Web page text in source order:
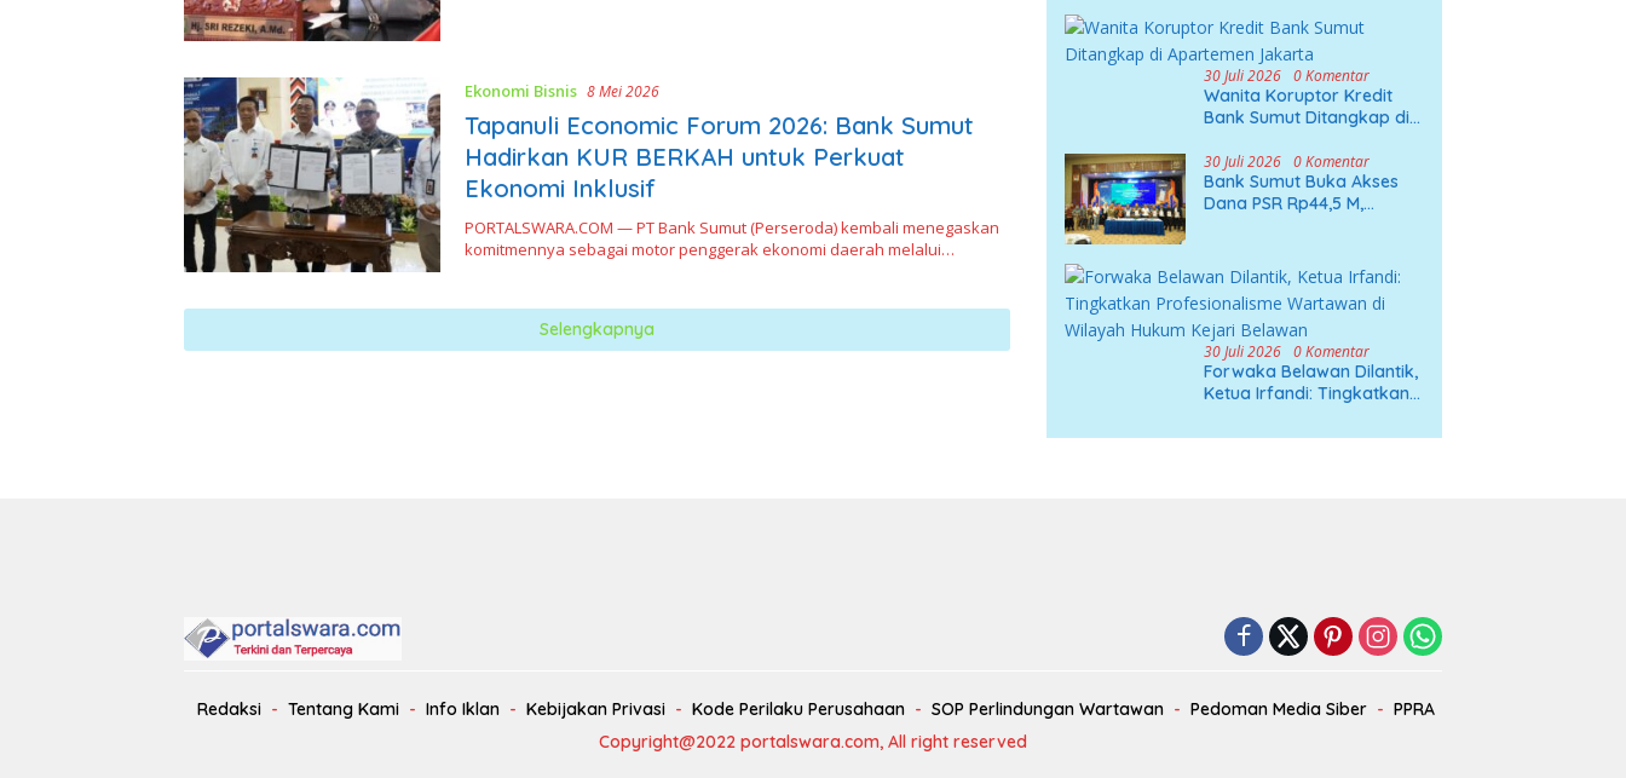
Ekonomi Bisnis 8 Mei 2026
Tapanuli Economic Forum 2026: Bank Sumut
Hadirkan KUR BERKAH untuk Perkuat
Ekonomi Inklusif
PORTALSWARA.COM — PT Bank Sumut (Perseroda) kembali menegaskan
komitmennya sebagai motor penggerak ekonomi daerah melalui…
Selengkapnya
30 Juli 2026 0 Komentar
Wanita Koruptor Kredit
Bank Sumut Ditangkap di
30 Juli 2026 0 Komentar
Bank Sumut Buka Akses
Dana PSR Rp44,5 M,
30 Juli 2026 0 Komentar
Forwaka Belawan Dilantik,
Ketua Irfandi: Tingkatkan
di Wilayah Hukum Kejari
Redaksi Tentang Kami Info Iklan Kebijakan Privasi Kode Perilaku Perusahaan SOP Perlindungan Wartawan Pedoman Media Siber
PPRA
Copyright@2022 portalswara.com, All right reserved